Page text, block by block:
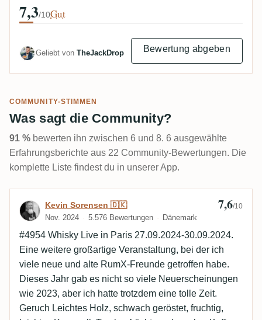
7,3/10Gut
Geliebt von TheJackDrop Bewertung abgeben
COMMUNITY-STIMMEN
Was sagt die Community?
91 % bewerten ihn zwischen 6 und 8. 6 ausgewählte
Erfahrungsberichte aus 22 Community-Bewertungen. Die
komplette Liste findest du in unserer App.
Bewertung von Kevin Sorensen 🇩🇰
Kevin Sorensen 🇩🇰
Nov. 2024 5.576 Bewertungen Dänemark
7,6/10
#4954 Whisky Live in Paris 27.09.2024-30.09.2024.
Eine weitere großartige Veranstaltung, bei der ich
viele neue und alte RumX-Freunde getroffen habe.
Dieses Jahr gab es nicht so viele Neuerscheinungen
wie 2023, aber ich hatte trotzdem eine tolle Zeit.
Geruch Leichtes Holz, schwach geröstet, fruchtig,